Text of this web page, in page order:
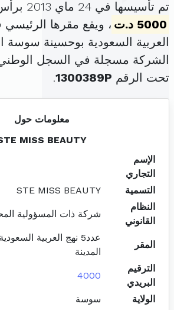
تم تأسيسها في 24 ماي 2013 برأس مال قدره
5000 د.ت
العربية السعودية بوحسينة سوسة
الشركة مسجلة في السجل
تحت الرقم 1300389P
.
معلومات حول
MISS BEAUTY
الإسم
التجاري
التسمية
STE MISS BEAUTY
النظام
القانوني
شركة ذات المسؤولية
المقر
عدد5 نهج العربية
المدينة
الترقيم
البريدي
4000
الولاية سوسة